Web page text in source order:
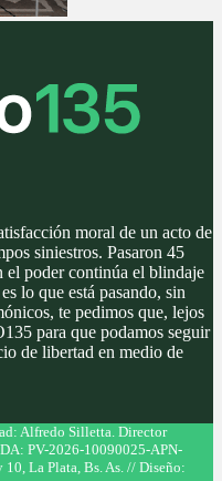
moral de un acto de
siniestros. Pasaron 45
el poder continúa el blindaje
lo que está pasando, sin
te pedimos que, lejos
para que podamos seguir
de libertad en medio de
Alfredo Silletta. Director
PV-2026-10090025-APN-
La Plata, Bs. As. // Diseño: